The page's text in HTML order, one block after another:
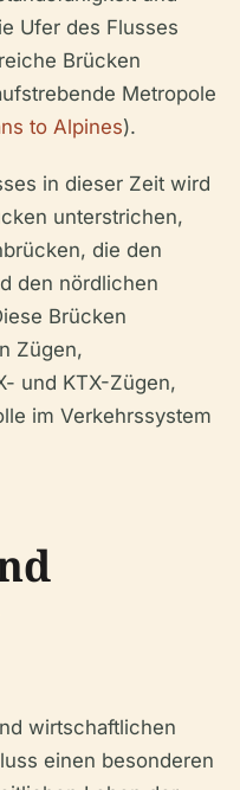
Ufer des Flusses
Brücken
Metropole
to Alpines).
in dieser Zeit wird
unterstrichen,
die den
den nördlichen
Brücken
Zügen,
und KTX-Zügen,
im Verkehrssystem
wirtschaftlichen
einen besonderen